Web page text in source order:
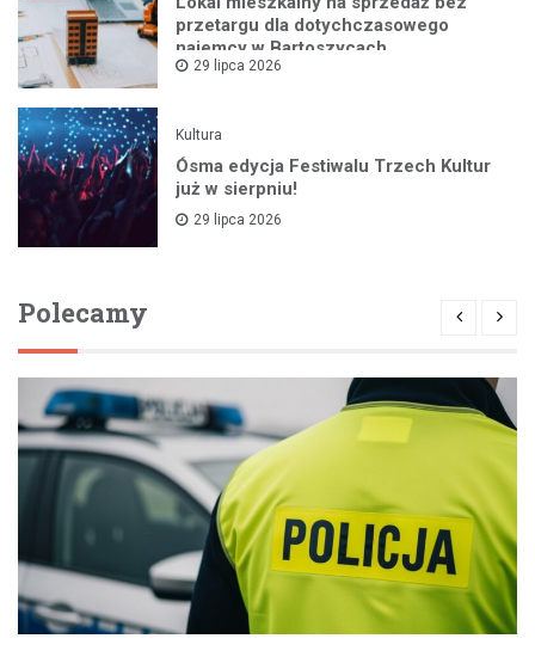
przetargu dla dotychczasowego
najemcy w Bartoszycach
29 lipca 2026
Kultura
Ósma edycja Festiwalu Trzech Kultur
już w sierpniu!
29 lipca 2026
Polecamy